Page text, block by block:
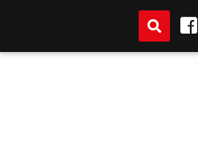
التنمية المحلية: عقوبة تقديم